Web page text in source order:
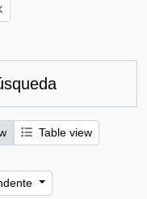
Table view